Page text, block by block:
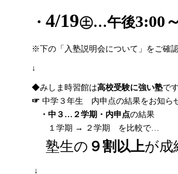
・ 4/19㊏…午後3:00
※下の「入塾説明会について」をご確認
↓
◆みしま時習館は高校受験に強い塾で
☞ 中学３年生 内申点の結果をお知ら
・中３… ２学期・内申点の結果
１学期 → ２学期 を比較で…
塾生の ９割以上が成
↓